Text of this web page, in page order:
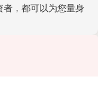
，都可以为您量身